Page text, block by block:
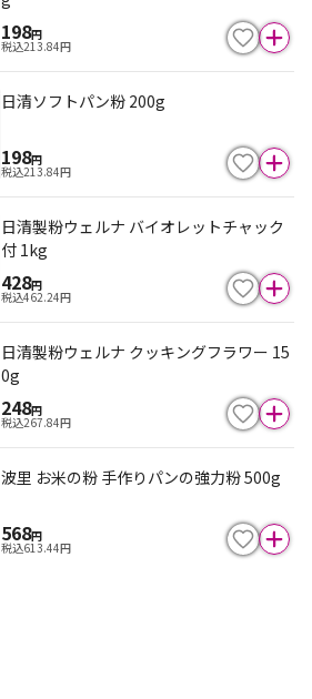
198円
税込213.84円
日清ソフトパン粉 200g
198円
税込213.84円
日清製粉ウェルナ バイオレットチャック
付 1kg
428円
税込462.24円
日清製粉ウェルナ クッキングフラワー 15
0g
248円
税込267.84円
波里 お米の粉 手作りパンの強力粉 500g
568円
税込613.44円